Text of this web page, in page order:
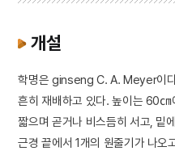
개설
학명은 ginseng C. A. Meyer이
흔히 재배하고 있다. 높이는 60
짧으며 곧거나 비스듬히 서고, 밑
근경 끝에서 1개의 원줄기가 나